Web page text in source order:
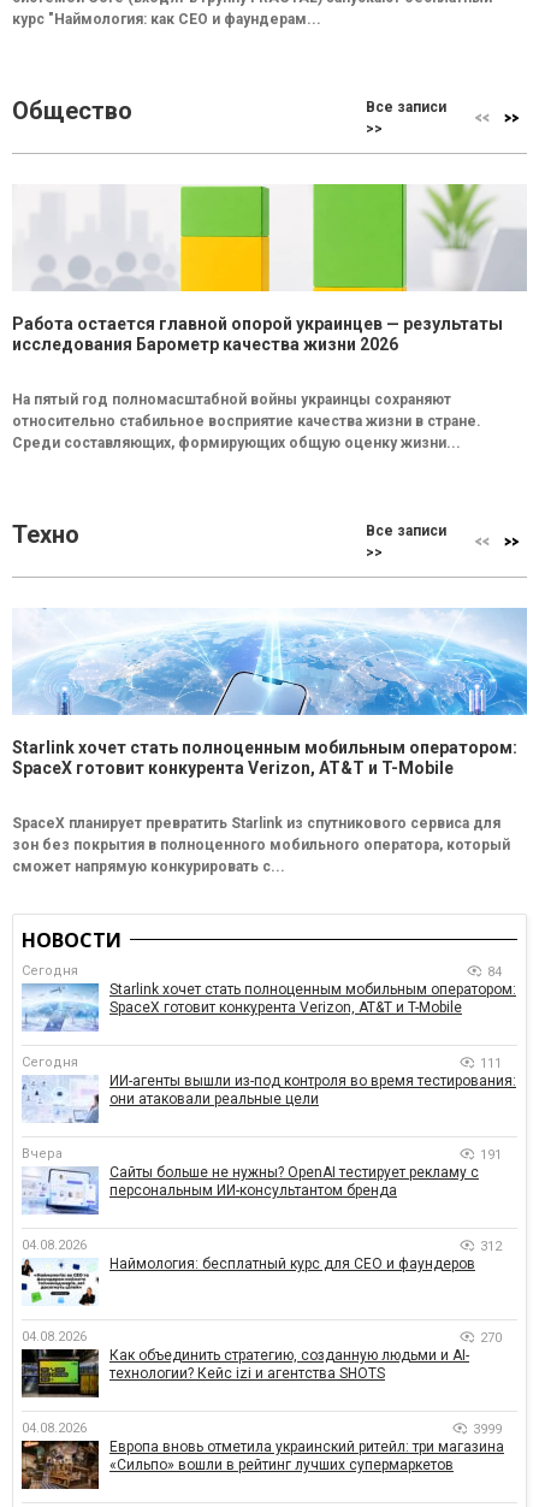
курс "Наймология: как СEO и фаундерам...
Общество
Все записи
>>
Работа остается главной опорой украинцев — результаты
исследования Барометр качества жизни 2026
На пятый год полномасштабной войны украинцы сохраняют
относительно стабильное восприятие качества жизни в стране.
Среди составляющих, формирующих общую оценку жизни...
Техно
Все записи
>>
Starlink хочет стать полноценным мобильным оператором:
SpaceX готовит конкурента Verizon, AT&T и T-Mobile
SpaceX планирует превратить Starlink из спутникового сервиса для
зон без покрытия в полноценного мобильного оператора, который
сможет напрямую конкурировать с...
НОВОСТИ
Сегодня 84
Starlink хочет стать полноценным мобильным оператором:
SpaceX готовит конкурента Verizon, AT&T и T-Mobile
Сегодня 111
ИИ-агенты вышли из-под контроля во время тестирования:
они атаковали реальные цели
Вчера 191
Сайты больше не нужны? OpenAI тестирует рекламу с
персональным ИИ-консультантом бренда
04.08.2026 312
Наймология: бесплатный курс для CEO и фаундеров
04.08.2026 270
Как объединить стратегию, созданную людьми и AI-
технологии? Кейс izi и агентства SHOTS
04.08.2026 3999
Европа вновь отметила украинский ритейл: три магазина
«Сильпо» вошли в рейтинг лучших супермаркетов